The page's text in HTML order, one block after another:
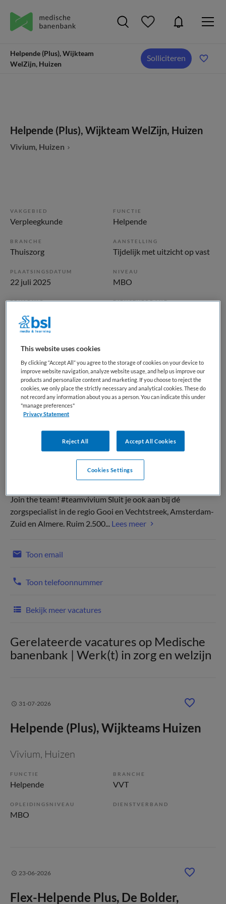
Helpende (Plus), Wijkteam
WelZijn, Huizen
Solliciteren
Helpende (Plus), Wijkteam WelZijn, Huizen
Vivium, Huizen
VAKGEBIED
Verpleegkunde
FUNCTIE
Helpende
BRANCHE
Thuiszorg
AANSTELLING
Tijdelijk met uitzicht op vast
PLAATSINGSDATUM
22 juli 2025
NIVEAU
MBO
ERVARING DIENSTVERBAND
Vacature niet beschikbaar
Deze vacature Helpende (Plus), Wijkteam WelZijn, Huizen
bij Vivium is niet meer actueel. Hieronder staan enkele
vergelijkbare vacatures die voor u wellicht interessant zijn.
Join the team! #teamvivium Sluit je ook aan bij dé
zorgspecialist in de regio Gooi en Vechtstreek, Amsterdam-
Zuid en Almere. Ruim 2.500... Lees meer
Toon email
Toon telefoonnummer
Bekijk meer vacatures
Gerelateerde vacatures op Medische
banenbank | Werk(t) in zorg en welzijn
31-07-2026
Helpende (Plus), Wijkteams Huizen
Vivium, Huizen
FUNCTIE
Helpende
BRANCHE
VVT
OPLEIDINGSNIVEAU
MBO
DIENSTVERBAND
23-06-2026
Flex-Helpende Plus, De Bolder,
This website uses cookies
By clicking “Accept All” you agree to the storage of cookies on your device to
improve website navigation, analyze website usage, and help us improve our
products and personalize content and marketing. If you choose to reject the
cookies, we only place the strictly necessary and analytical cookies. These do
not record any information about you as a person. You can indicate this under
"manage preferences"
Privacy Statement
Reject All Accept All Cookies
Cookies Settings